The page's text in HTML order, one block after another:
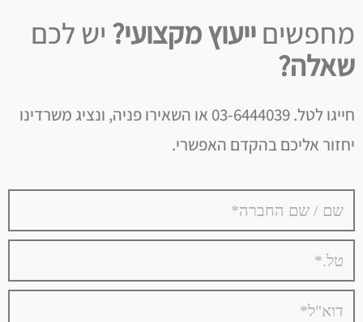
מחפשיםייעוץ מקצועי? יש לכם
שאלה?
חייגו לטל. 03-6444039 או השאירו פניה, ונציג משרדינו
יחזור אליכם בהקדם האפשרי.